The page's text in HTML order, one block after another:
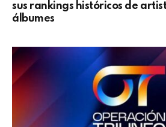
sus rankings históricos de
álbumes